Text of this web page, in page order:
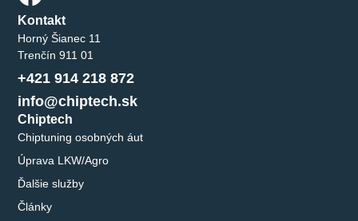
Chiptech
Chiptuning osobných áut
Úprava LKW/Agro
Ďalšie služby
Články
Kontakt
Horný Šianec 11
Trenčín 911 01
+421 914 218 872
info@chiptech.sk